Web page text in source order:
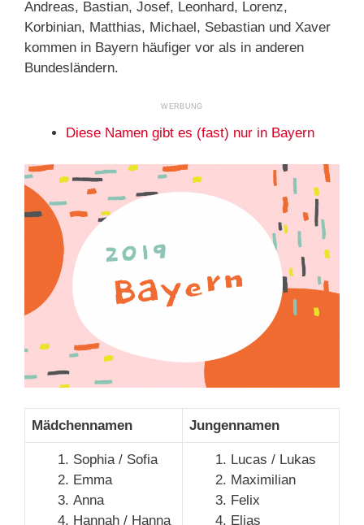
Andreas, Bastian, Josef, Leonhard, Lorenz,
Korbinian, Matthias, Michael, Sebastian und Xaver
kommen in Bayern häufiger vor als in anderen
Bundesländern.
Diese Namen gibt es (fast) nur in Bayern
Mädchennamen Jungennamen
Sophia / Sofia
Emma
Anna
Hannah / Hanna
Lucas / Lukas
Maximilian
Felix
Elias